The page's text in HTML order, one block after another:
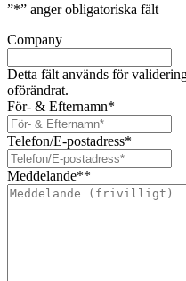
”*” anger obligatoriska fält
Company
Detta fält används för
oförändrat.
För- & Efternamn*
Telefon/E-postadress*
Meddelande**